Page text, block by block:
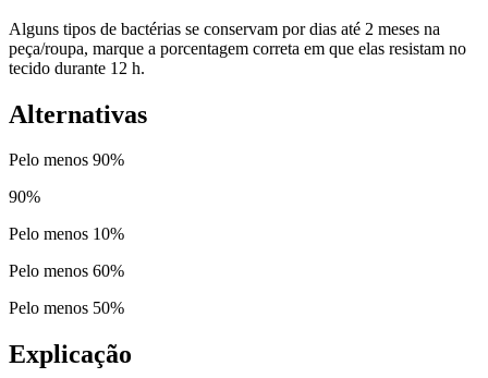
Alguns tipos de bactérias se conservam por dias até 2 meses na
peça/roupa, marque a porcentagem correta em que elas resistam no
tecido durante 12 h.
Alternativas
Pelo menos 90%
90%
Pelo menos 10%
Pelo menos 60%
Pelo menos 50%
Explicação